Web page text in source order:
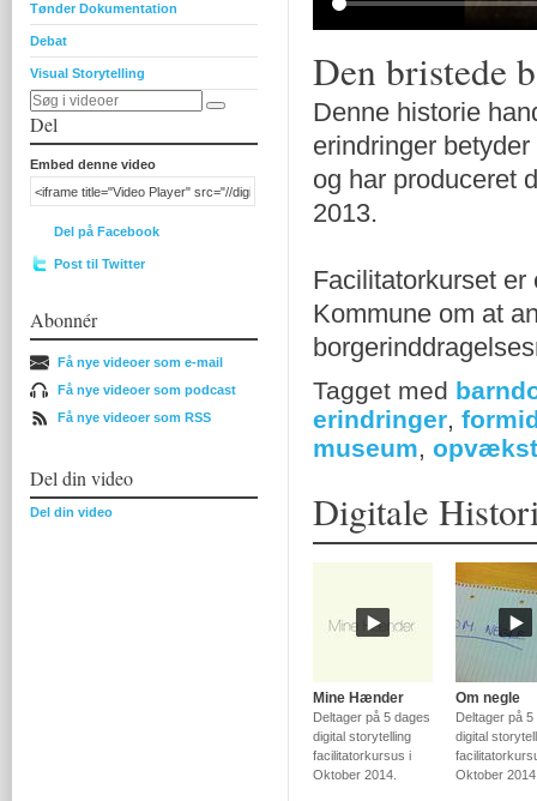
Tønder Dokumentation
Debat
Visual Storytelling
Del
Embed denne video
Del på Facebook
Post til Twitter
Abonnér
Få nye videoer som e-mail
Få nye videoer som podcast
Få nye videoer som RSS
Del din video
Del din video
Den bristede
Denne historie
erindringer
og har produceret
2013.
Facilitatorkurset
Kommune om at
Tagget med
erindringer,
museum, opvækst
Digitale
Mine Hænder
Deltager på 5 dages
digital storytelling
facilitatorkursus i
Oktober 2014.
Om negle
Deltager på 5
digital
Oktober